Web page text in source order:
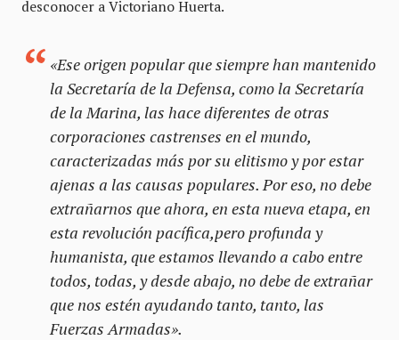
desconocer a Victoriano Huerta.
«Ese origen popular que siempre han mantenido
la Secretaría de la Defensa, como la Secretaría
de la Marina, las hace diferentes de otras
corporaciones castrenses en el mundo,
caracterizadas más por su elitismo y por estar
ajenas a las causas populares. Por eso, no debe
extrañarnos que ahora, en esta nueva etapa, en
esta revolución pacífica,pero profunda y
humanista, que estamos llevando a cabo entre
todos, todas, y desde abajo, no debe de extrañar
que nos estén ayudando tanto, tanto, las
Fuerzas Armadas».